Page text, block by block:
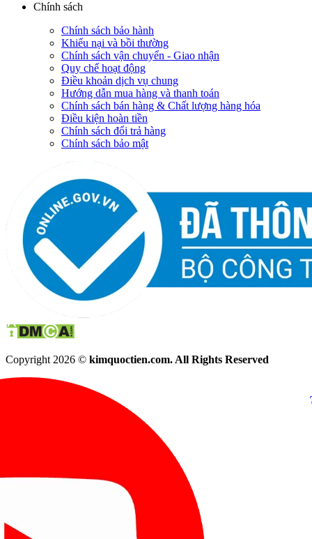
Chính sách
Chính sách bảo hành
Khiếu nại và bồi thường
Chính sách vận chuyển - Giao nhận
Quy chế hoạt động
Điều khoản dịch vụ chung
Hướng dẫn mua hàng và thanh toán
Chính sách bán hàng & Chất lượng hàng hóa
Điều kiện hoàn tiền
Chính sách đổi trả hàng
Chính sách bảo mật
Copyright 2026 © kimquoctien.com. All Rights Reserved
(8h00 - 21h30)
(8h00 -